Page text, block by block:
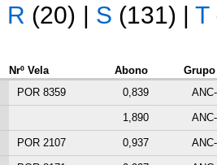
R (20) | S (131) | T
Nrº Vela Abono
Grupo
POR 8359 0,839
1,890
POR 2107 0,937